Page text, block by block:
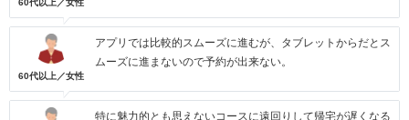
60代以上／女性
60代以上／女性
アプリでは比較的スムーズに進むが、タブレットからだとス
ムーズに進まないので予約が出来ない。
特に魅力的とも思えないコースに遠回りして帰宅が遅くなる